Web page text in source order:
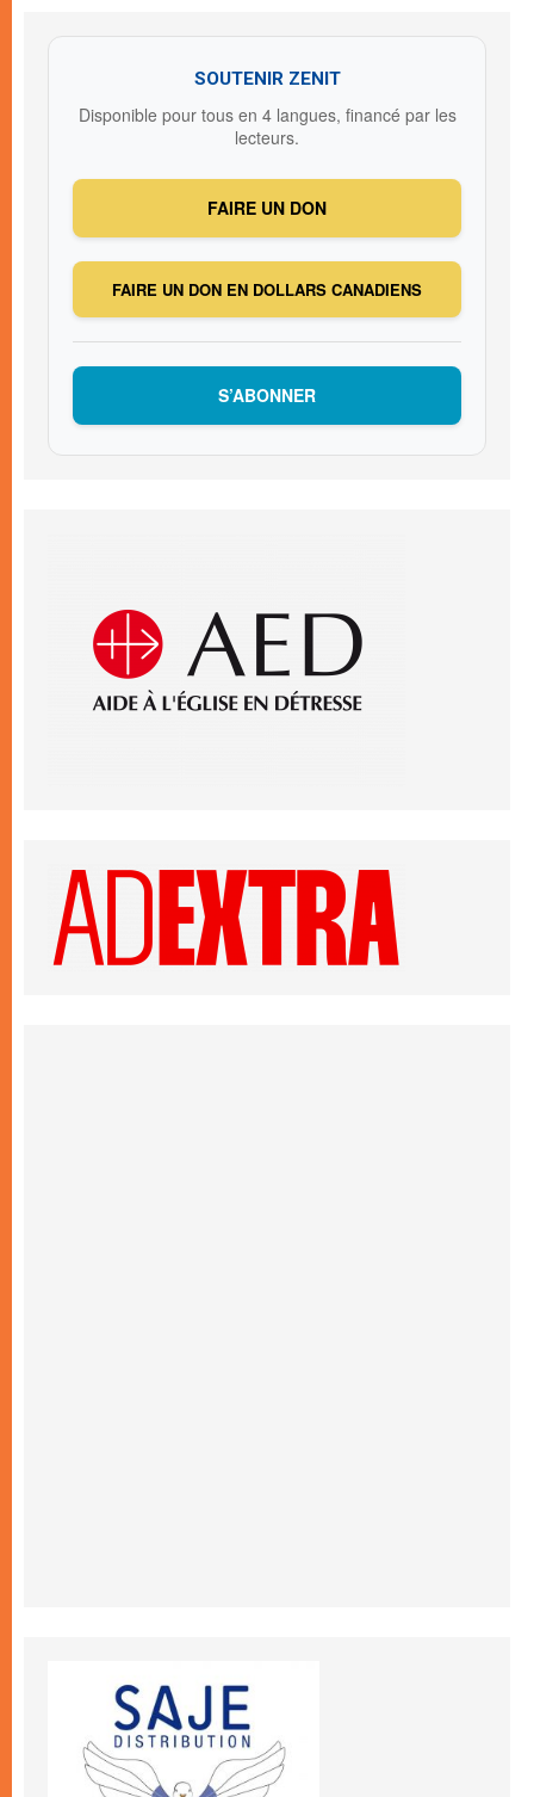
SOUTENIR ZENIT
Disponible pour tous en 4 langues, financé par les
lecteurs.
FAIRE UN DON
FAIRE UN DON EN DOLLARS CANADIENS
S’ABONNER